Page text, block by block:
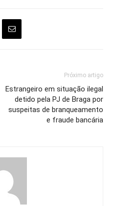
Próximo artigo
Estrangeiro em situação ilegal
detido pela PJ de Braga por
suspeitas de branqueamento
e fraude bancária